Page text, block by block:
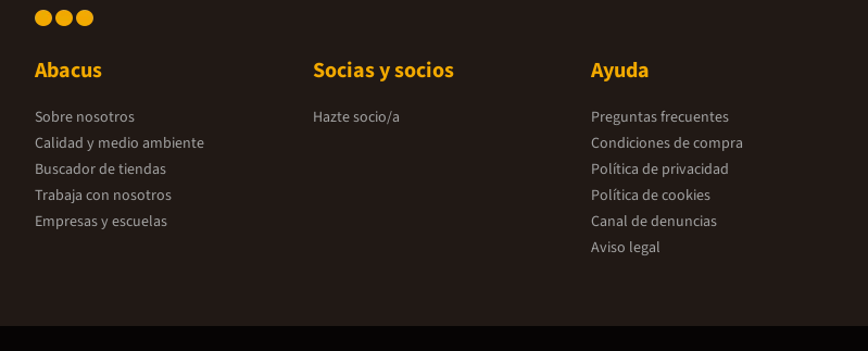
Abacus
Sobre nosotros
Calidad y medio ambiente
Buscador de tiendas
Trabaja con nosotros
Empresas y escuelas
Socias y socios
Hazte socio/a
Ayuda
Preguntas frecuentes
Condiciones de compra
Política de privacidad
Política de cookies
Canal de denuncias
Aviso legal